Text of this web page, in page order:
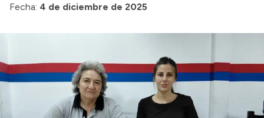
Fecha: 4 de diciembre de 2025